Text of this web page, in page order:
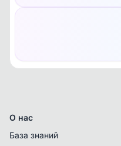
О нас
База знаний